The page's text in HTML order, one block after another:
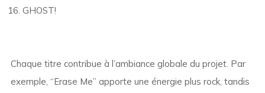
GHOST!
Chaque titre contribue à l’ambiance globale du projet. Par
exemple, “Erase Me” apporte une énergie plus rock, tandis